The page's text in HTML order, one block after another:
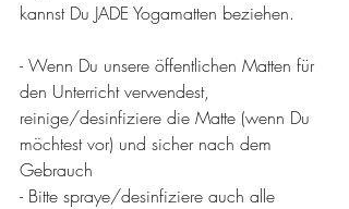
kannst Du JADE Yogamatten beziehen.
- Wenn Du unsere öffentlichen Matten für
den Unterricht verwendest,
reinige/desinfiziere die Matte (wenn Du
möchtest vor) und sicher nach dem
Gebrauch
- Bitte spraye/desinfiziere auch alle